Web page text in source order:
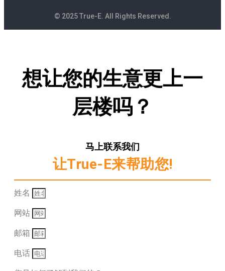
© 2025 True-E. All Rights Reserved.
想让您的生意更上一
层楼吗？
马上联系我们
让True-E来帮助您!
姓名
网站
邮箱
电话